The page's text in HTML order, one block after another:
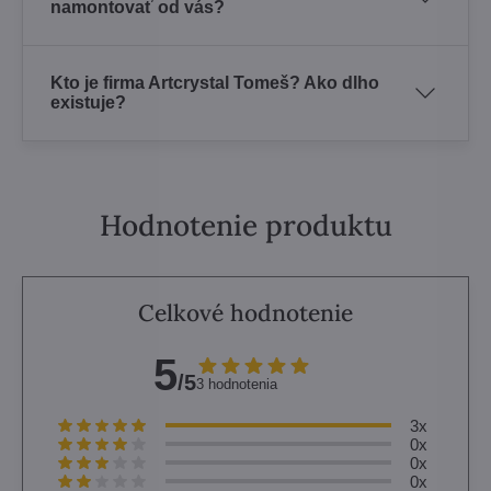
namontovať od vás?
Kto je firma Artcrystal Tomeš? Ako dlho
existuje?
Hodnotenie produktu
Celkové hodnotenie
5/53 hodnotenia
3x
0x
0x
0x